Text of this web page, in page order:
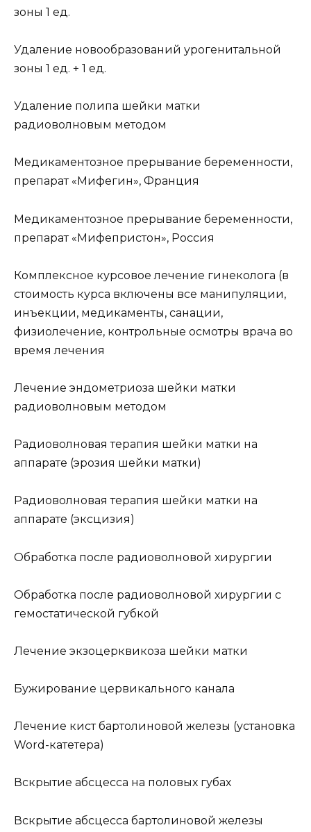
зоны 1 ед.
Удаление новообразований урогенитальной
зоны 1 ед. + 1 ед.
Удаление полипа шейки матки
радиоволновым методом
Медикаментозное прерывание беременности,
препарат «Мифегин», Франция
Медикаментозное прерывание беременности,
препарат «Мифепристон», Россия
Комплексное курсовое лечение гинеколога (в
стоимость курса включены все манипуляции,
инъекции, медикаменты, санации,
физиолечение, контрольные осмотры врача во
время лечения
Лечение эндометриоза шейки матки
радиоволновым методом
Радиоволновая терапия шейки матки на
аппарате (эрозия шейки матки)
Радиоволновая терапия шейки матки на
аппарате (эксцизия)
Обработка после радиоволновой хирургии
Обработка после радиоволновой хирургии с
гемостатической губкой
Лечение экзоцерквикоза шейки матки
Бужирование цервикального канала
Лечение кист бартолиновой железы (установка
Word-катетера)
Вскрытие абсцесса на половых губах
Вскрытие абсцесса бартолиновой железы